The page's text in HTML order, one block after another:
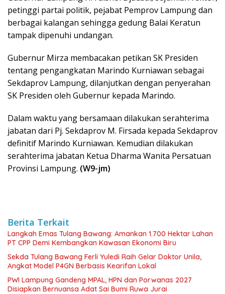
petinggi partai politik, pejabat Pemprov Lampung dan
berbagai kalangan sehingga gedung Balai Keratun
tampak dipenuhi undangan.
Gubernur Mirza membacakan petikan SK Presiden
tentang pengangkatan Marindo Kurniawan sebagai
Sekdaprov Lampung, dilanjutkan dengan penyerahan
SK Presiden oleh Gubernur kepada Marindo.
Dalam waktu yang bersamaan dilakukan serahterima
jabatan dari Pj. Sekdaprov M. Firsada kepada Sekdaprov
definitif Marindo Kurniawan. Kemudian dilakukan
serahterima jabatan Ketua Dharma Wanita Persatuan
Provinsi Lampung. (W9-jm)
Berita Terkait
Langkah Emas Tulang Bawang: Amankan 1.700 Hektar Lahan
PT CPP Demi Kembangkan Kawasan Ekonomi Biru
Sekda Tulang Bawang Ferli Yuledi Raih Gelar Doktor Unila,
Angkat Model P4GN Berbasis Kearifan Lokal
PWI Lampung Gandeng MPAL, HPN dan Porwanas 2027
Disiapkan Bernuansa Adat Sai Bumi Ruwa Jurai